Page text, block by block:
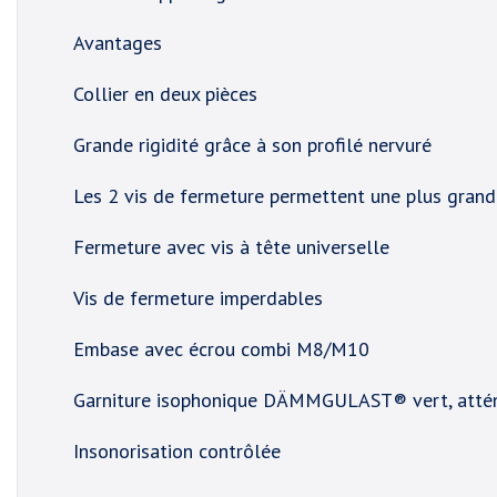
Avantages
Collier en deux pièces
Grande rigidité grâce à son profilé nervuré
Les 2 vis de fermeture permettent une plus
Fermeture avec vis à tête universelle
Vis de fermeture imperdables
Embase avec écrou combi M8/M10
Garniture isophonique DÄMMGULAST® vert,
Insonorisation contrôlée